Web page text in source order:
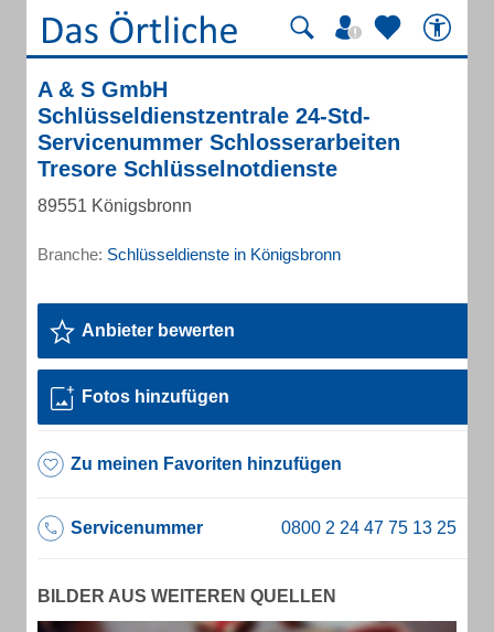
A & S GmbH
Schlüsseldienstzentrale 24-Std-
Servicenummer Schlosserarbeiten
Tresore Schlüsselnotdienste
89551 Königsbronn
Branche: Schlüsseldienste in Königsbronn
Anbieter bewerten
Fotos hinzufügen
Zu meinen Favoriten hinzufügen
Servicenummer
BILDER AUS WEITEREN QUELLEN